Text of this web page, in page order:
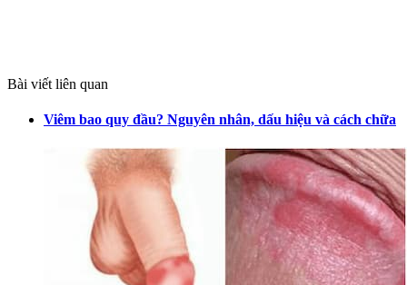
Bài viết liên quan
Viêm bao quy đầu? Nguyên nhân, dấu hiệu và cách chữa